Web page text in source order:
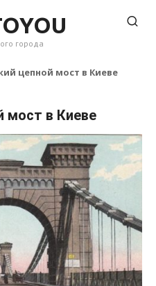
города
цепной мост в Киеве
мост в Киеве